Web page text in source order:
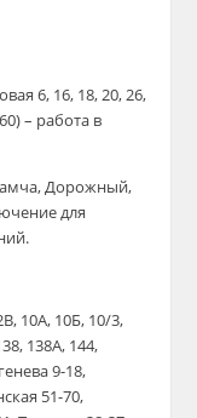
6, 16, 18, 20, 26,
– работа в
Дорожный,
для
10А, 10Б, 10/3,
138А, 144,
9-18,
51-70,